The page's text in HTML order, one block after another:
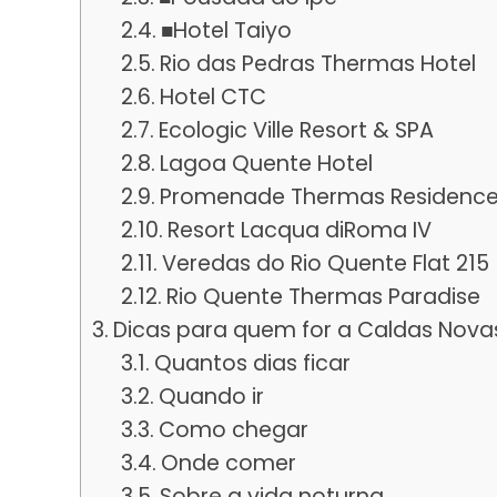
■Hotel Taiyo
Rio das Pedras Thermas Hotel
Hotel CTC
Ecologic Ville Resort & SPA
Lagoa Quente Hotel
Promenade Thermas
Resort Lacqua diRoma IV
Veredas do Rio Quente Flat 215
Rio Quente Thermas Paradise
Dicas para quem for a Caldas
Quantos dias ficar
Quando ir
Como chegar
Onde comer